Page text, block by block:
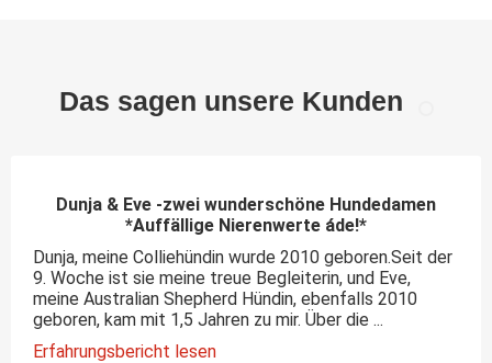
Das sagen unsere Kunden
Dunja & Eve -zwei wunderschöne Hundedamen
*Auffällige Nierenwerte áde!*
Dunja, meine Colliehündin wurde 2010 geboren.Seit der
9. Woche ist sie meine treue Begleiterin, und Eve,
meine Australian Shepherd Hündin, ebenfalls 2010
geboren, kam mit 1,5 Jahren zu mir. Über die ...
Erfahrungsbericht lesen